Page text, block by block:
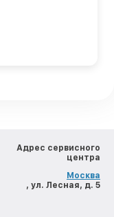
Адрес сервисного
центра
Москва
, ул. Лесная, д. 5